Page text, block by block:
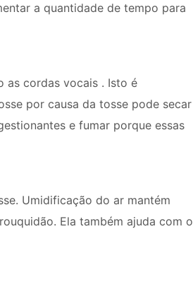
a quantidade de tempo para
as cordas vocais . Isto é
por causa da tosse pode secar
e fumar porque essas
Umidificação do ar mantém
Ela também ajuda com o